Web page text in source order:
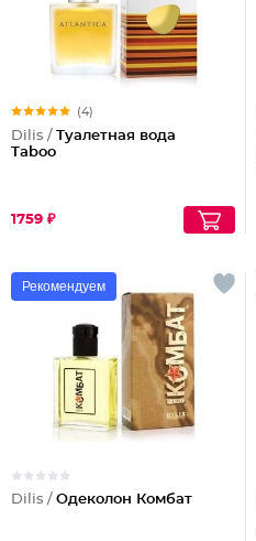
(4)
Dilis / Туалетная вода
Taboo
1759 ₽
Рекомендуем
Dilis / Одеколон Комбат